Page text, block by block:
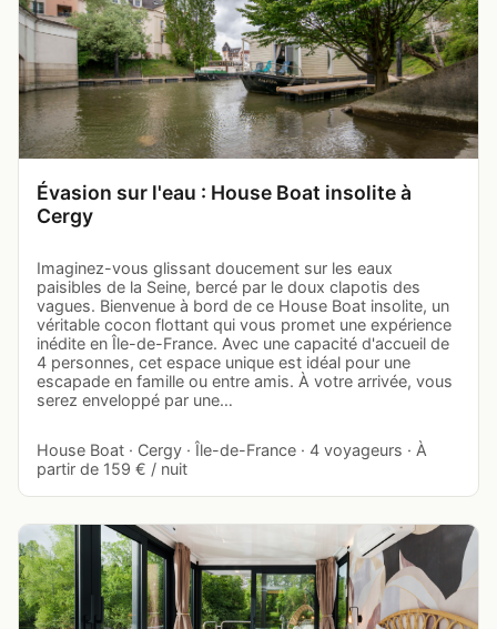
Évasion sur l'eau : House Boat insolite à
Cergy
Imaginez-vous glissant doucement sur les eaux
paisibles de la Seine, bercé par le doux clapotis des
vagues. Bienvenue à bord de ce House Boat insolite, un
véritable cocon flottant qui vous promet une expérience
inédite en Île-de-France. Avec une capacité d'accueil de
4 personnes, cet espace unique est idéal pour une
escapade en famille ou entre amis. À votre arrivée, vous
serez enveloppé par une…
House Boat · Cergy · Île-de-France · 4 voyageurs · À
partir de 159 € / nuit